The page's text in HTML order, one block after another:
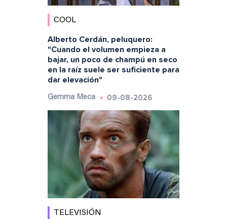
COOL
Alberto Cerdán, peluquero:
"Cuando el volumen empieza a
bajar, un poco de champú en seco
en la raíz suele ser suficiente para
dar elevación"
Gemma Meca 09-08-2026
TELEVISIÓN